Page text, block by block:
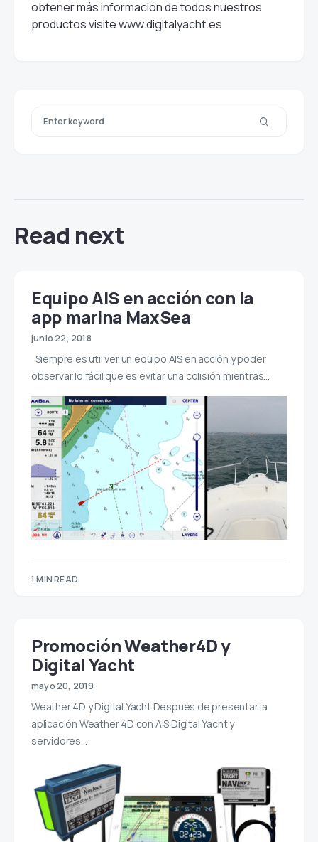
obtener más información de todos nuestros
productos visitewww.digitalyacht.es
Read next
Equipo AIS en acción con la
app marina MaxSea
junio 22, 2018
Siempre es útil ver un equipo AIS en acción y poder
observar lo fácil que es evitar una colisión mientras…
1 MIN READ
Promoción Weather4D y
Digital Yacht
mayo 20, 2019
Weather 4D y Digital Yacht Después de presentar la
aplicación Weather 4D con AIS Digital Yacht y
servidores…